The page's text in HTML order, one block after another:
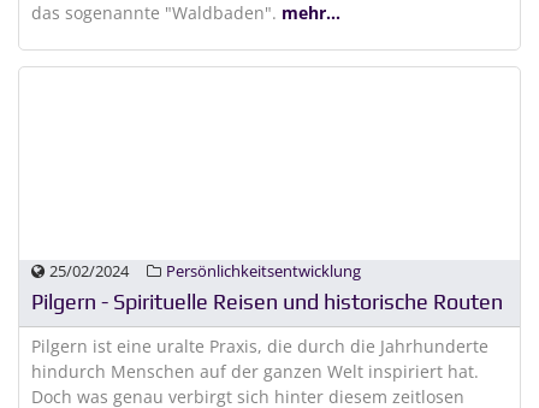
das sogenannte "Waldbaden". mehr...
25/02/2024 Persönlichkeitsentwicklung
Pilgern - Spirituelle Reisen und historische Routen
Pilgern ist eine uralte Praxis, die durch die Jahrhunderte
hindurch Menschen auf der ganzen Welt inspiriert hat.
Doch was genau verbirgt sich hinter diesem zeitlosen